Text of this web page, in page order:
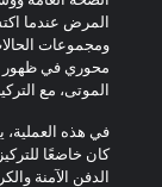
المرض عندما
ومجموعات
محوري في ظهور
الموتى، مع
في هذه العملية،
كان خاضعًا
الدفن الآمنة